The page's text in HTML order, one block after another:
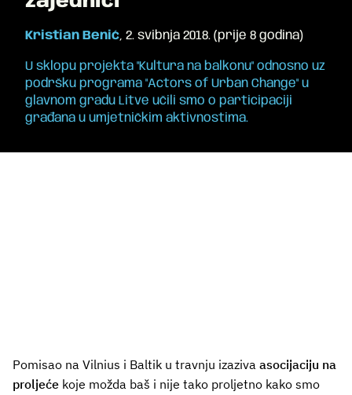
Kristian Benić, 2. svibnja 2018. (prije 8 godina)
U sklopu projekta "Kultura na balkonu" odnosno uz
podršku programa "Actors of Urban Change" u
glavnom gradu Litve učili smo o participaciji
građana u umjetničkim aktivnostima.
Pomisao na Vilnius i Baltik u travnju izaziva asocijaciju na
proljeće koje možda baš i nije tako proljetno kako smo